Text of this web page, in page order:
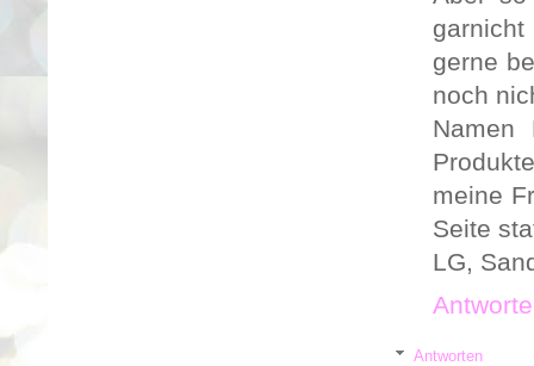
gerne
noch
Namen
meine
Seite
LG,
Antworten